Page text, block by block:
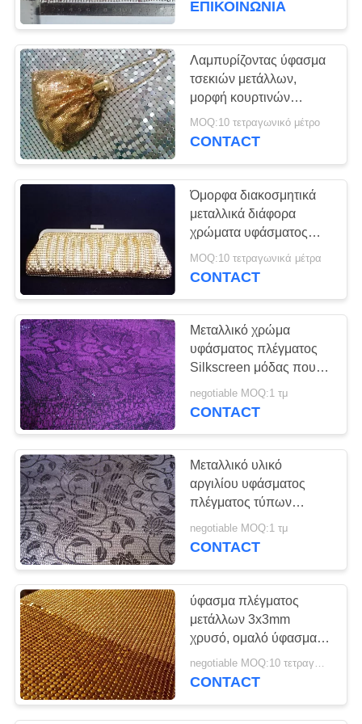
πράσινο πλέγμα
τοίχων
21
Αντικλεπτικό
πλέγμα σακιδίων
πλάτης
12
κουρτίνες
πλέγματος
μετάλλων
15
Κουρτίνα αλυσίδων
οθόνης μυγών
ΕΠΙΚΟΙΝΩΝΙΑ
Λαμπυρίζοντας ύφασμα
τσεκιών μετάλλων,
μορφή κουρτινών
υφάσματος πλέγματος
μετάλλων που
MOQ:10 τετραγωνικό μέτρο
CONTACT
Όμορφα διακοσμητικά
μεταλλικά διάφορα
χρώματα υφάσματος
πλέγματος για τις
τσάντες κόμματος/
MOQ:10 τετραγωνικά μέτρα
CONTACT
Μεταλλικό χρώμα
υφάσματος πλέγματος
Silkscreen μόδας που
προσαρμόζεται για την
οπτική πώληση
negotiable MOQ:1 τμ
CONTACT
Μεταλλικό υλικό
αργιλίου υφάσματος
πλέγματος τύπων
Silkscreen για τους
διαιρέτες δωματίων
negotiable MOQ:1 τμ
CONTACT
ύφασμα πλέγματος
μετάλλων 3x3mm
χρυσό, ομαλό ύφασμα
υφάσματος πλέγματος
τσεκιών επιφάνειας
negotiable MOQ:10 τετραγωνικά μέτρα
CONTACT